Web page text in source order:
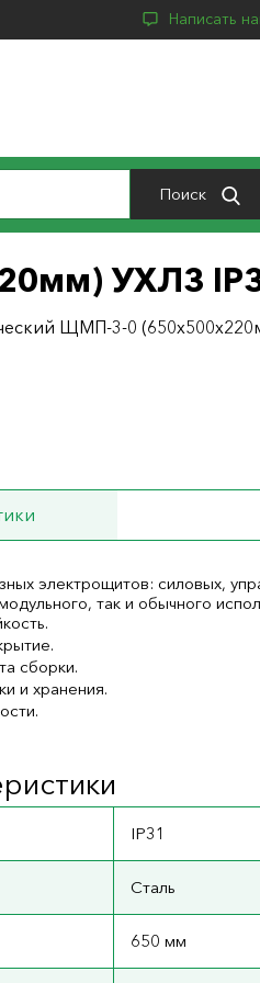
Написать
Поиск
УХЛ3
ЩМП-3-0
электрощитов: силовых,
так и обычного
сборки.
и хранения.
IP31
Сталь
650 мм